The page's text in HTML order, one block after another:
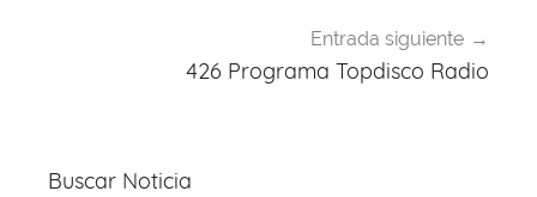
Entrada siguiente
426 Programa Topdisco Radio
Buscar Noticia